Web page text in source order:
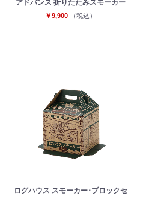
アドバンス 折りたたみスモーカー
￥9,900 （税込）
ログハウス スモーカー･ブロックセ